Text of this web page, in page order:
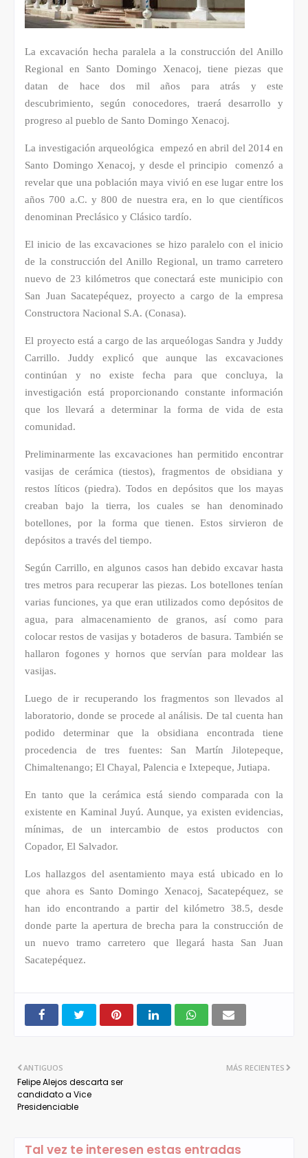
La excavación hecha paralela a la construcción del Anillo
Regional en Santo Domingo Xenacoj, tiene piezas que
datan de hace dos mil años para atrás y este
descubrimiento, según conocedores, traerá desarrollo y
progreso al pueblo de Santo Domingo Xenacoj.
La investigación arqueológica empezó en abril del 2014 en
Santo Domingo Xenacoj, y desde el principio comenzó a
revelar que una población maya vivió en ese lugar entre los
años 700 a.C. y 800 de nuestra era, en lo que científicos
denominan Preclásico y Clásico tardío.
El inicio de las excavaciones se hizo paralelo con el inicio
de la construcción del Anillo Regional, un tramo carretero
nuevo de 23 kilómetros que conectará este municipio con
San Juan Sacatepéquez, proyecto a cargo de la empresa
Constructora Nacional S.A. (Conasa).
El proyecto está a cargo de las arqueólogas Sandra y Juddy
Carrillo. Juddy explicó que aunque las excavaciones
continúan y no existe fecha para que concluya, la
investigación está proporcionando constante información
que los llevará a determinar la forma de vida de esta
comunidad.
Preliminarmente las excavaciones han permitido encontrar
vasijas de cerámica (tiestos), fragmentos de obsidiana y
restos líticos (piedra). Todos en depósitos que los mayas
creaban bajo la tierra, los cuales se han denominado
botellones, por la forma que tienen. Estos sirvieron de
depósitos a través del tiempo.
Según Carrillo, en algunos casos han debido excavar hasta
tres metros para recuperar las piezas. Los botellones tenían
varias funciones, ya que eran utilizados como depósitos de
agua, para almacenamiento de granos, así como para
colocar restos de vasijas y botaderos de basura. También se
hallaron fogones y hornos que servían para moldear las
vasijas.
Luego de ir recuperando los fragmentos son llevados al
laboratorio, donde se procede al análisis. De tal cuenta han
podido determinar que la obsidiana encontrada tiene
procedencia de tres fuentes: San Martín Jilotepeque,
Chimaltenango; El Chayal, Palencia e Ixtepeque, Jutiapa.
En tanto que la cerámica está siendo comparada con la
existente en Kaminal Juyú. Aunque, ya existen evidencias,
mínimas, de un intercambio de estos productos con
Copador, El Salvador.
Los hallazgos del asentamiento maya está ubicado en lo
que ahora es Santo Domingo Xenacoj, Sacatepéquez, se
han ido encontrando a partir del kilómetro 38.5, desde
donde parte la apertura de brecha para la construcción de
un nuevo tramo carretero que llegará hasta San Juan
Sacatepéquez.
MÁS RECIENTES
ANTIGUOS
Felipe Alejos descarta ser
candidato a Vice
Presidenciable
Tal vez te interesen estas entradas